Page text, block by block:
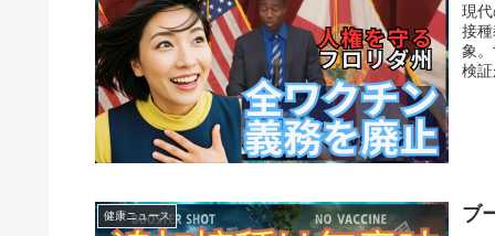
現
接
象
検
健康ニュース ブ